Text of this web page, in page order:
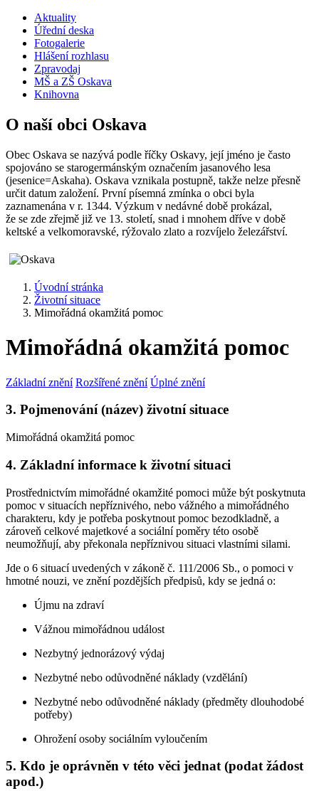
Aktuality
Úřední deska
Fotogalerie
Hlášení rozhlasu
Zpravodaj
MŠ a ZŠ Oskava
Knihovna
O naší obci Oskava
Obec Oskava se nazývá podle říčky Oskavy, její jméno je často
spojováno se starogermánským označením jasanového lesa
(jesenice=Askaha). Oskava vznikala postupně, takže nelze přesně
určit datum založení. První písemná zmínka o obci byla
zaznamenána v r. 1344. Výzkum v nedávné době prokázal,
že se zde zřejmě již ve 13. století, snad i mnohem dříve v době
keltské a velkomoravské, rýžovalo zlato a rozvíjelo železářství.
Úvodní stránka
Životní situace
Mimořádná okamžitá pomoc
Mimořádná okamžitá pomoc
Základní znění Rozšířené znění Úplné znění
3. Pojmenování (název) životní situace
Mimořádná okamžitá pomoc
4. Základní informace k životní situaci
Prostřednictvím mimořádné okamžité pomoci může být poskytnuta
pomoc v situacích nepříznivého, nebo vážného a mimořádného
charakteru, kdy je potřeba poskytnout pomoc bezodkladně, a
zároveň celkové majetkové a sociální poměry této osobě
neumožňují, aby překonala nepříznivou situaci vlastními silami.
Jde o 6 situací uvedených v zákoně č. 111/2006 Sb., o pomoci v
hmotné nouzi, ve znění pozdějších předpisů, kdy se jedná o:
Újmu na zdraví
Vážnou mimořádnou událost
Nezbytný jednorázový výdaj
Nezbytné nebo odůvodněné náklady (vzdělání)
Nezbytné nebo odůvodněné náklady (předměty dlouhodobé
potřeby)
Ohrožení osoby sociálním vyloučením
5. Kdo je oprávněn v této věci jednat (podat žádost
apod.)